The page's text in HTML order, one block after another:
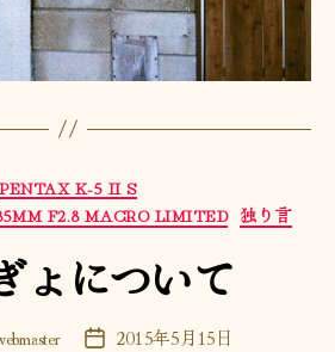
カ
テ
ゴ
リ
ー
PENTAX K-5 II S
F2.8 MACRO LIMITED 独り言
ょについて
投 2015年5月15日